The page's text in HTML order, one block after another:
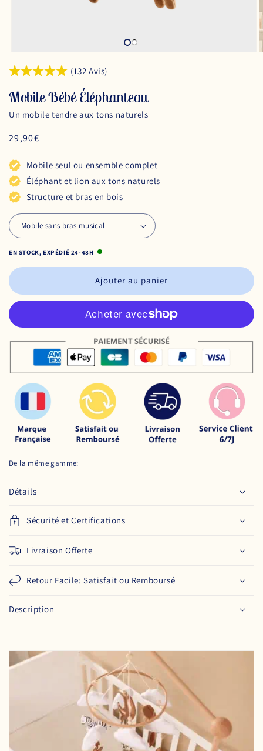
(132 Avis)
Mobile Bébé Éléphanteau
Un mobile tendre aux tons naturels
Prix
29,90€
Mobile seul ou ensemble complet
Éléphant et lion aux tons naturels
Structure et bras en bois
EN STOCK, EXPÉDIÉ 24-48H
Ajouter au panier
De la même gamme:
Détails
Sécurité et Certifications
Livraison Offerte
Retour Facile: Satisfait ou Remboursé
Description